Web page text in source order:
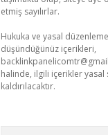
etmiş sayılırlar.
Hukuka ve yasal
düşündüğünüz içerikleri,
halinde, ilgili içerikler
kaldırılacaktır.